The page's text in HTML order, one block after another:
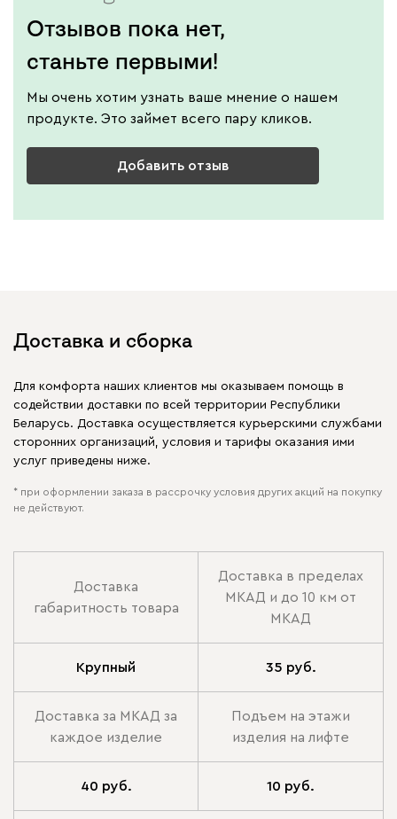
Отзывов пока нет,
станьте первыми!
Мы очень хотим узнать ваше мнение о нашем
продукте. Это займет всего пару кликов.
Добавить отзыв
Доставка и сборка
Для комфорта наших клиентов мы оказываем помощь в
содействии доставки по всей территории Республики
Беларусь. Доставка осуществляется курьерскими службами
сторонних организаций, условия и тарифы оказания ими
услуг приведены ниже.
* при оформлении заказа в рассрочку условия других акций на покупку
не действуют.
Доставка
габаритность товара
Доставка в пределах
МКАД и до 10 км от
МКАД
Крупный 35 руб.
Доставка за МКАД за
каждое изделие
Подъем на этажи
изделия на лифте
40 руб. 10 руб.